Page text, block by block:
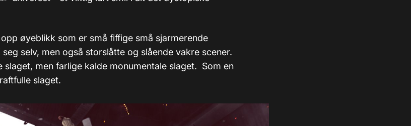
øyeblikk som er små fiffige små sjarmerende
selv, men også storslåtte og slående vakre scener.
slaget, men farlige kalde monumentale slaget. Som en
slaget.